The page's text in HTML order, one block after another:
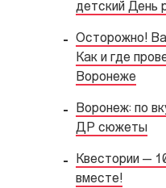
детский День
Осторожно!
Как и где
Воронеже
Воронеж: по
ДР сюжеты
Квестории —
вместе!